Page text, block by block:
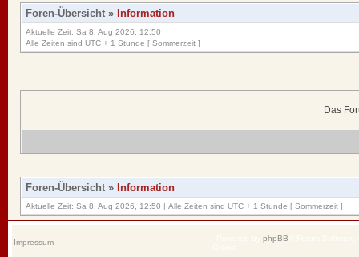
Foren-Übersicht » Information
Aktuelle Zeit: Sa 8. Aug 2026, 12:50
Alle Zeiten sind UTC + 1 Stunde [ Sommerzeit ]
Das
Foren-Übersicht » Information
Aktuelle Zeit: Sa 8. Aug 2026, 12:50 | Alle Zeiten sind UTC + 1 Stunde [ Sommerzeit ]
Impressum phpBB